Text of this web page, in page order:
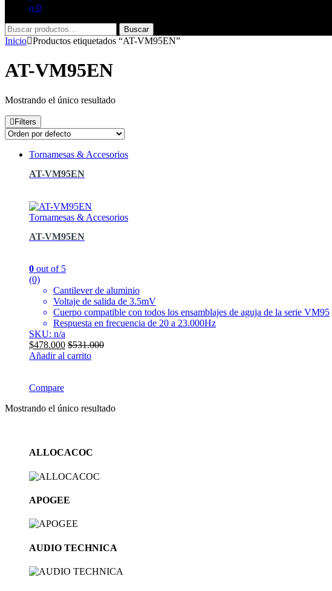
0
Buscar
por:
Buscar
Inicio Productos etiquetados “AT-VM95EN”
AT-VM95EN
Mostrando el único resultado
Filters
Tornamesas & Accesorios
AT-VM95EN
Tornamesas & Accesorios
AT-VM95EN
0 out of 5
(0)
Cantilever de aluminio
Voltaje de salida de 3.5mV
Cuerpo compatible con todos los ensamblajes de aguja de la serie VM95
Respuesta en frecuencia de 20 a 23.000Hz
SKU: n/a
$478.000 $531.000
Añadir al carrito
Compare
Mostrando el único resultado
Brands
Carousel
ALLOCACOC
APOGEE
AUDIO TECHNICA